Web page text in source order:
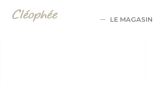
LE MAGASIN